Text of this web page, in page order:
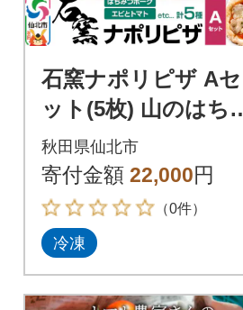
石窯ナポリピザ Aセ
ット(5枚) 山のはち
つ屋|02_bsk-130101
秋田県仙北市
寄付金額 22,000円
（0件）
冷凍